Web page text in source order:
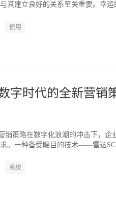
其建立良好的关系至关重要。幸运
使用
字时代的全新营销
销策略在数字化浪潮的冲击下，企
。一种备受瞩目的技术——雷达
系统